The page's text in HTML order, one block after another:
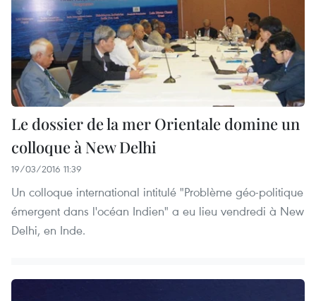
Le dossier de la mer Orientale domine un
colloque à New Delhi
19/03/2016 11:39
Un colloque international intitulé "Problème géo-politique
émergent dans l'océan Indien" a eu lieu vendredi à New
Delhi, en Inde.